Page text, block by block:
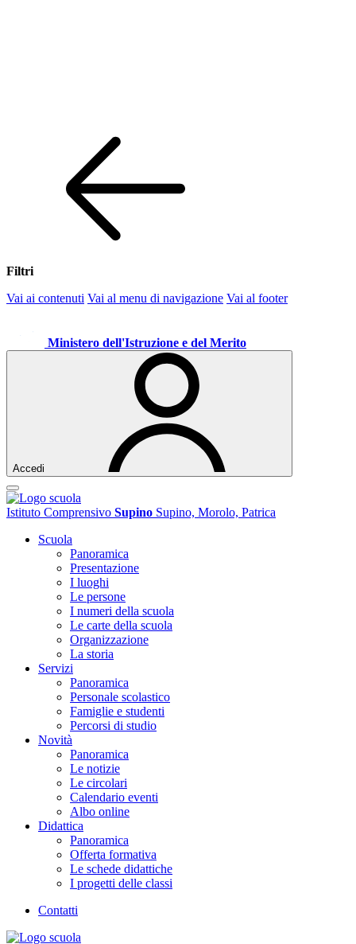
Filtri
Vai ai contenuti Vai al menu di navigazione Vai al footer
Ministero dell'Istruzione e del Merito
Accedi
Istituto Comprensivo Supino Supino, Morolo, Patrica
Scuola
Panoramica
Presentazione
I luoghi
Le persone
I numeri della scuola
Le carte della scuola
Organizzazione
La storia
Servizi
Panoramica
Personale scolastico
Famiglie e studenti
Percorsi di studio
Novità
Panoramica
Le notizie
Le circolari
Calendario eventi
Albo online
Didattica
Panoramica
Offerta formativa
Le schede didattiche
I progetti delle classi
Contatti